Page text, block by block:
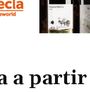
a partir